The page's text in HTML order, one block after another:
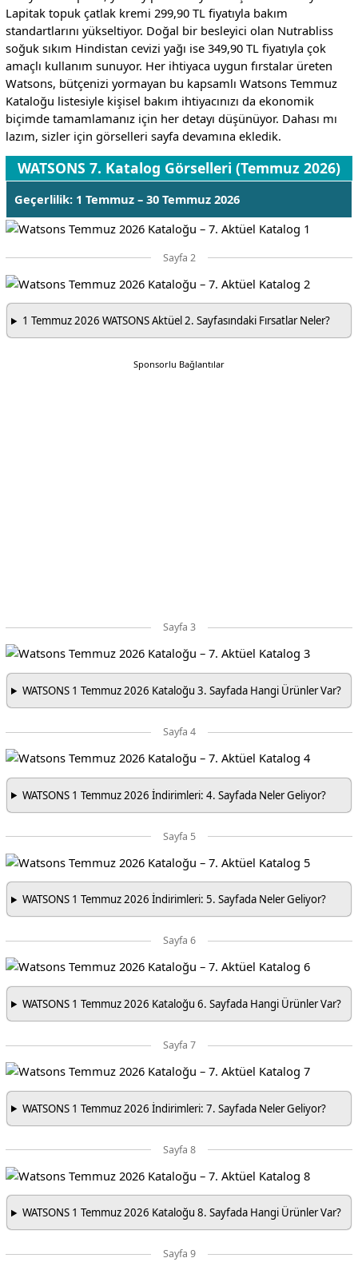
Lapitak topuk çatlak kremi 299,90 TL fiyatıyla bakım
standartlarını yükseltiyor. Doğal bir besleyici olan Nutrabliss
soğuk sıkım Hindistan cevizi yağı ise 349,90 TL fiyatıyla çok
amaçlı kullanım sunuyor. Her ihtiyaca uygun fırstalar üreten
Watsons, bütçenizi yormayan bu kapsamlı Watsons Temmuz
Kataloğu listesiyle kişisel bakım ihtiyacınızı da ekonomik
biçimde tamamlamanız için her detayı düşünüyor. Dahası mı
lazım, sizler için görselleri sayfa devamına ekledik.
WATSONS 7. Katalog Görselleri (Temmuz 2026)
Geçerlilik: 1 Temmuz – 30 Temmuz 2026
Sayfa 2
1 Temmuz 2026 WATSONS Aktüel 2. Sayfasındaki Fırsatlar Neler?
Sponsorlu Bağlantılar
Sayfa 3
WATSONS 1 Temmuz 2026 Kataloğu 3. Sayfada Hangi Ürünler Var?
Sayfa 4
WATSONS 1 Temmuz 2026 İndirimleri: 4. Sayfada Neler Geliyor?
Sayfa 5
WATSONS 1 Temmuz 2026 İndirimleri: 5. Sayfada Neler Geliyor?
Sayfa 6
WATSONS 1 Temmuz 2026 Kataloğu 6. Sayfada Hangi Ürünler Var?
Sayfa 7
WATSONS 1 Temmuz 2026 İndirimleri: 7. Sayfada Neler Geliyor?
Sayfa 8
WATSONS 1 Temmuz 2026 Kataloğu 8. Sayfada Hangi Ürünler Var?
Sayfa 9